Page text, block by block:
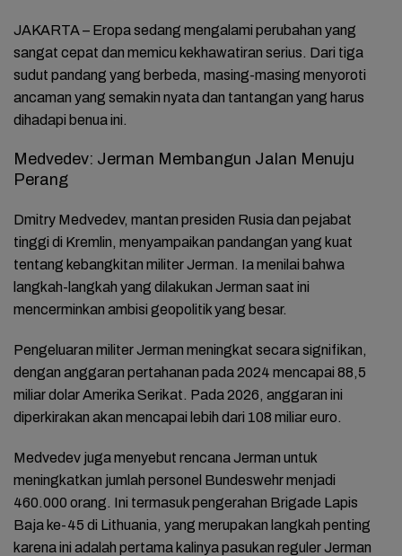
JAKARTA – Eropa sedang mengalami perubahan yang
sangat cepat dan memicu kekhawatiran serius. Dari tiga
sudut pandang yang berbeda, masing-masing menyoroti
ancaman yang semakin nyata dan tantangan yang harus
dihadapi benua ini.
Medvedev: Jerman Membangun Jalan Menuju
Perang
Dmitry Medvedev, mantan presiden Rusia dan pejabat
tinggi di Kremlin, menyampaikan pandangan yang kuat
tentang kebangkitan militer Jerman. Ia menilai bahwa
langkah-langkah yang dilakukan Jerman saat ini
mencerminkan ambisi geopolitik yang besar.
Pengeluaran militer Jerman meningkat secara signifikan,
dengan anggaran pertahanan pada 2024 mencapai 88,5
miliar dolar Amerika Serikat. Pada 2026, anggaran ini
diperkirakan akan mencapai lebih dari 108 miliar euro.
Medvedev juga menyebut rencana Jerman untuk
meningkatkan jumlah personel Bundeswehr menjadi
460.000 orang. Ini termasuk pengerahan Brigade Lapis
Baja ke-45 di Lithuania, yang merupakan langkah penting
karena ini adalah pertama kalinya pasukan reguler Jerman